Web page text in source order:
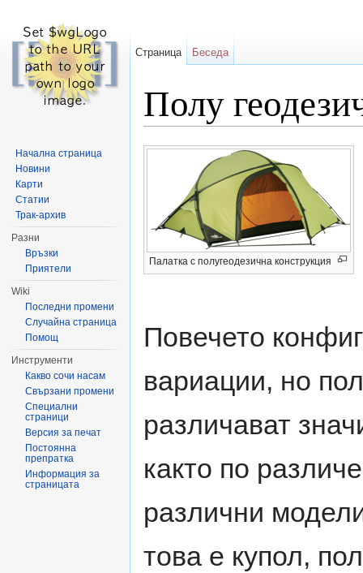
Полу
Палатка с полугеодезична конструкция
Повечето
вариации, но
различават
както по
различни
това е купол,
Страница Беседа
Начална страница
Новини
Карти
Статии
Трак-архив
Разни
Връзки
Приятели
Wiki
Последни промени
Случайна страница
Помощ
Инструменти
Какво сочи насам
Свързани промени
Специални
страници
Версия за печат
Постоянна
препратка
Информация за
страницата